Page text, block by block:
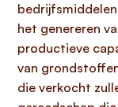
het genereren
productieve
van
die verkocht